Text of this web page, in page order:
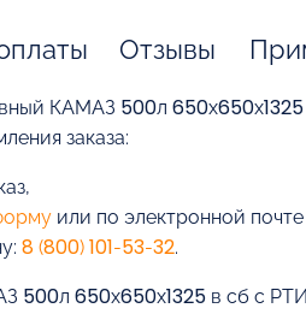
Отзывы
КАМАЗ 500л
заказа:
или по электронной почте
8 (800) 101-53-32.
500л 650х650х1325 в сб с